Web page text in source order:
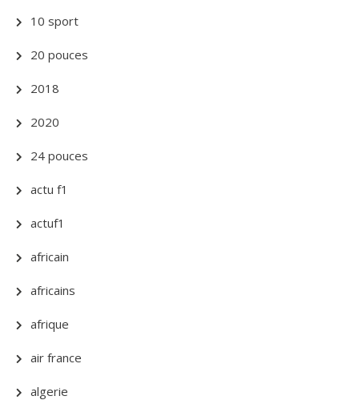
10 sport
20 pouces
2018
2020
24 pouces
actu f1
actuf1
africain
africains
afrique
air france
algerie